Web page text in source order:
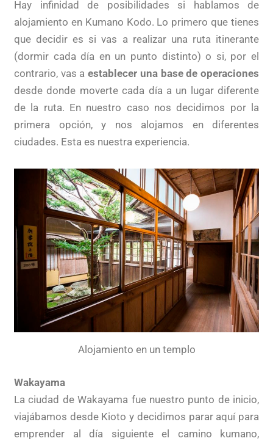
Hay infinidad de posibilidades si hablamos de
alojamiento en Kumano Kodo. Lo primero que tienes
que decidir es si vas a realizar una ruta itinerante
(dormir cada día en un punto distinto) o si, por el
contrario, vas aestablecer una base de operaciones
desde donde moverte cada día a un lugar diferente
de la ruta. En nuestro caso nos decidimos por la
primera opción, y nos alojamos en diferentes
ciudades. Esta es nuestra experiencia.
Alojamiento en un templo
Wakayama
La ciudad de Wakayama fue nuestro punto de inicio,
viajábamos desde Kioto y decidimos parar aquí para
emprender al día siguiente el camino kumano,